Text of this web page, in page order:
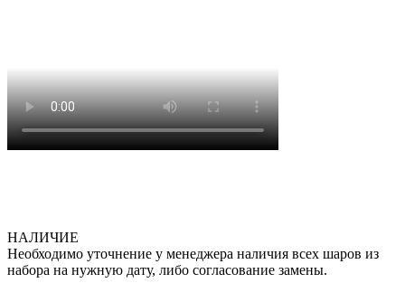
НАЛИЧИЕ
Необходимо уточнение у менеджера наличия всех шаров из
набора на нужную дату, либо согласование замены.